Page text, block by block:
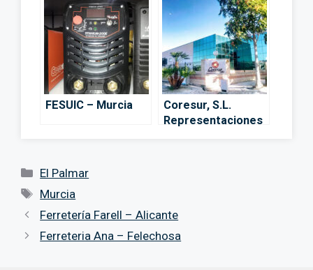
FESUIC – Murcia
Coresur, S.L.
Representaciones
Categorías
El Palmar
Etiquetas
Murcia
Ferretería Farell – Alicante
Ferreteria Ana – Felechosa